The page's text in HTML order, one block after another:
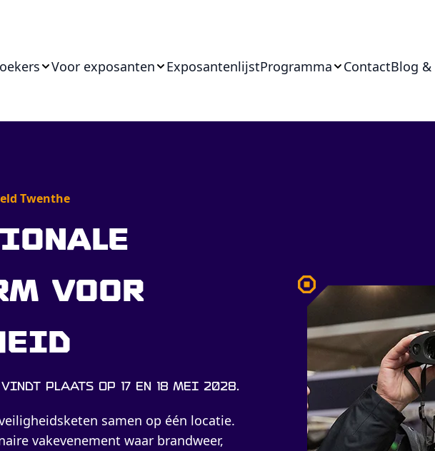
Voor exposanten ExposantenlijstProgramma ContactBlog &
voor
plaats op 17 en 18 mei 2028.
samen op één locatie.
vakevenement waar brandweer,